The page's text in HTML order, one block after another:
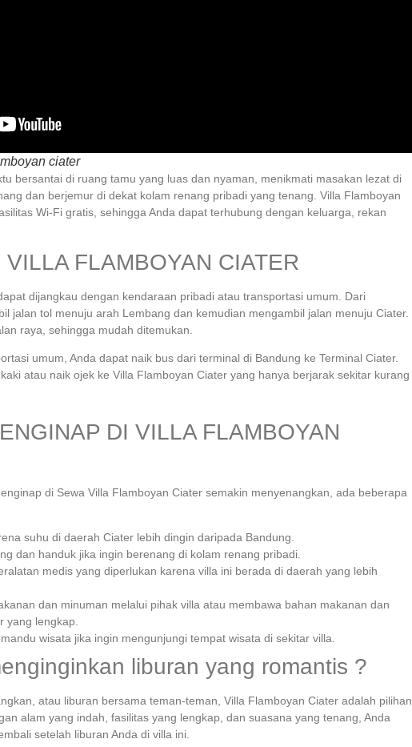
ciater
bersantai di ruang tamu yang luas dan nyaman, menikmati masakan lezat di
dan berjemur di dekat kolam renang pribadi yang tenang. Villa Flamboyan
Wi-Fi gratis, sehingga Anda dapat terhubung dengan keluarga, rekan
FLAMBOYAN CIATER
dijangkau dengan kendaraan pribadi atau transportasi umum. Dari
jalan tol menuju arah Lembang dan kemudian mengambil jalan menuju Ciater.
raya, sehingga mudah ditemukan.
umum, Anda dapat naik bus dari terminal di Bandung ke Terminal Ciater.
atau naik ojek ke Villa Flamboyan Ciater yang hanya berjarak sekitar kurang
DI VILLA FLAMBOYAN
di Sewa Villa Flamboyan Ciater semakin menyenangkan, ada beberapa
suhu di daerah Ciater lebih dingin daripada Bandung.
dan handuk jika ingin berenang di kolam renang pribadi.
medis yang diperlukan karena villa ini berada di daerah yang lebih
dan minuman melalui pihak villa atau membawa bahan makanan dan
yang lengkap.
wisata jika ingin mengunjungi tempat wisata di sekitar villa.
liburan yang romantis ?
atau liburan bersama teman-teman, Villa Flamboyan Ciater adalah pilihan
alam yang indah, fasilitas yang lengkap, dan suasana yang tenang, Anda
setelah liburan Anda di villa ini.